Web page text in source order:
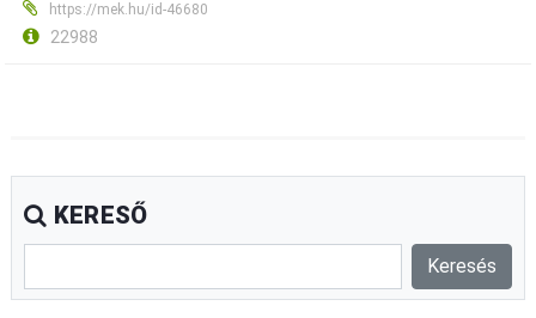
https://mek.hu/id-46680
22988
KERESŐ